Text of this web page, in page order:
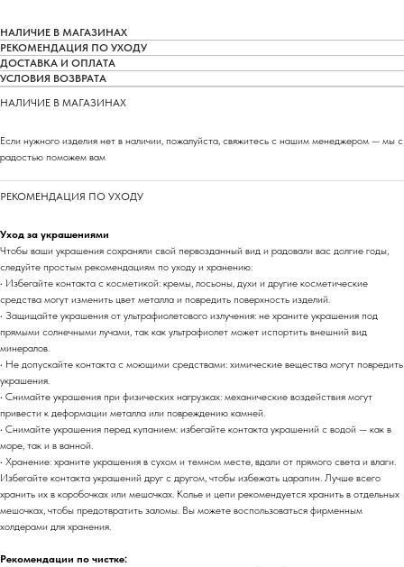
НАЛИЧИЕ В МАГАЗИНАХ
РЕКОМЕНДАЦИЯ ПО УХОДУ
ДОСТАВКА И ОПЛАТА
УСЛОВИЯ ВОЗВРАТА
НАЛИЧИЕ В МАГАЗИНАХ
Если нужного изделия нет в наличии, пожалуйста, свяжитесь с нашим менеджером — мы с
радостью поможем вам
РЕКОМЕНДАЦИЯ ПО УХОДУ
Уход за украшениями
Чтобы ваши украшения сохраняли свой первозданный вид и радовали вас долгие годы,
следуйте простым рекомендациям по уходу и хранению:
• Избегайте контакта с косметикой: кремы, лосьоны, духи и другие косметические
средства могут изменить цвет металла и повредить поверхность изделий.
• Защищайте украшения от ультрафиолетового излучения: не храните украшения под
прямыми солнечными лучами, так как ультрафиолет может испортить внешний вид
минералов.
• Не допускайте контакта с моющими средствами: химические вещества могут повредить
украшения.
• Снимайте украшения при физических нагрузках: механические воздействия могут
привести к деформации металла или повреждению камней.
• Снимайте украшения перед купанием: избегайте контакта украшений с водой — как в
море, так и в ванной.
• Хранение: храните украшения в сухом и темном месте, вдали от прямого света и влаги.
Избегайте контакта украшений друг с другом, чтобы избежать царапин. Лучше всего
хранить их в коробочках или мешочках. Колье и цепи рекомендуется хранить в отдельных
мешочках, чтобы предотвратить заломы. Вы можете воспользоваться фирменным
холдерами для хранения.
Рекомендации по чистке: